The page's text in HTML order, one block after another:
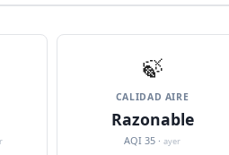
🍃
CALIDAD AIRE
Razonable
AQI 35 ·ayer